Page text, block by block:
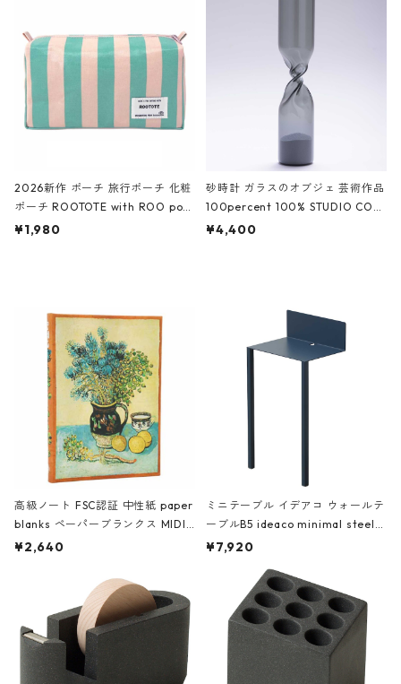
ーガンディー、オフホワイト
2026新作 ポーチ 旅行ポーチ 化粧
ポーチ ROOTOTE with ROO pou
ch 3532 ルートート WR.ポーチ.ラ
¥1,980
砂時計 ガラスのオブジェ 芸術作品
100percent 100% STUDIO COH
AKU Timeless 100パーセント ス
¥4,400
高級ノート FSC認証 中性紙 paper
blanks ペーパーブランクス MIDI
ハードカバー 罫線 ヴァン・ゴッホ
¥2,640
ミニテーブル イデアコ ウォールテ
ーブルB5 ideaco minimal steel f
urniture WALL Table B5 ネイビー
¥7,920